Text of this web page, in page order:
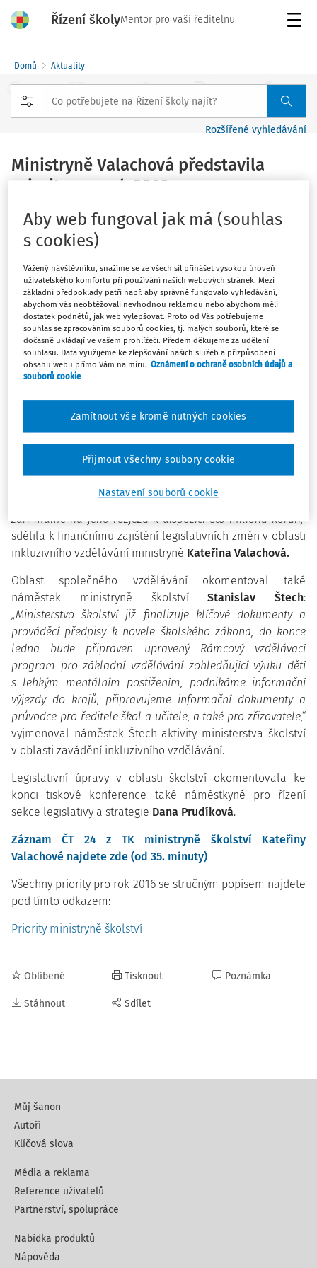
Řízení školyMentor pro vaši ředitelnu
Domů Aktuality
Rozšířené vyhledávání
Ministryně Valachová představila
priority pro rok 2016
Vydáno
12. 1. 2016
2 minuty čtení
Zdroj :MŠMT
Ministryně školství, mládeže a tělovýchovy Kateřina
Valachová dnes na první letošní tiskové konferenci
představila priority úřadu pro rok 2016. K aktuálním
tématům se vyjádřili také náměstci ministryně.
Tématy tiskové konference byly kromě priorit také aktuální
úkoly resortu školství. Ministryně školství Kateřina
vědy a výzkumu, a také ke změnám v oblasti společného
vzdělávání.
„Chtěla bych říct, že od 1. září 2016 nás čeká v oblasti
společného vzdělávání evoluce, nikoli revoluce. Letos jsme
na zavádění společného vzdělávání finančně připraveni, od
září máme na jeho rozjezd k dispozici sto milionů korun,“
sdělila k finančnímu zajištění legislativních změn v oblasti
inkluzivního vzdělávání ministryně Kateřina Valachová.
Oblast společného vzdělávání okomentoval také
náměstek ministryně školstvíStanislav Štech:
„Ministerstvo školství již finalizuje klíčové dokumenty a
prováděcí předpisy k novele školského zákona, do konce
ledna bude připraven upravený Rámcový vzdělávací
program pro základní vzdělávání zohledňující výuku dětí
s lehkým mentálním postižením, podnikáme informační
výjezdy do krajů, připravujeme informační dokumenty a
průvodce pro ředitele škol a učitele, a také pro zřizovatele,“
vyjmenoval náměstek Štech aktivity ministerstva školství
v oblasti zavádění inkluzivního vzdělávání.
Legislativní úpravy v oblasti školství okomentovala ke
konci tiskové konference také náměstkyně pro řízení
sekce legislativy a strategie Dana Prudíková.
Záznam ČT 24 z TK ministryně školství Kateřiny
Valachové najdete zde (od 35. minuty)
Všechny priority pro rok 2016 se stručným popisem najdete
pod tímto odkazem:
Priority ministryně školství
Oblíbené
Stáhnout
Tisknout
Sdílet
Poznámka
Můj šanon
Autoři
Klíčová slova
Média a reklama
Reference uživatelů
Partnerství, spolupráce
Nabídka produktů
Nápověda
Aby web fungoval jak má (souhlas
s cookies)
Vážený návštěvníku, snažíme se ze všech sil přinášet vysokou úroveň
uživatelského komfortu při používání našich webových stránek. Mezi
základní předpoklady patří např. aby správně fungovalo vyhledávání,
abychom vás neobtěžovali nevhodnou reklamou nebo abychom měli
dostatek podnětů, jak web vylepšovat. Proto od Vás potřebujeme
souhlas se zpracováním souborů cookies, tj. malých souborů, které se
dočasně ukládají ve vašem prohlížeči. Předem děkujeme za udělení
souhlasu. Data využijeme ke zlepšování našich služeb a přizpůsobení
obsahu webu přímo Vám na míru. Oznámení o ochraně osobních údajů a
souborů cookie
Nastavení souborů cookie
Zamítnout vše kromě nutných cookies
Přijmout všechny soubory cookie